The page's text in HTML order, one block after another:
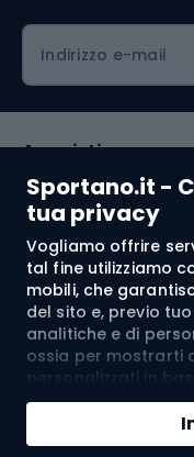
Sportano.it -
tua privacy
Vogliamo offrire
tal fine utilizziamo
mobili, che
del sito e, previo
analitiche e di
ossia per mostrarti
personalizzati in
l’efficacia. I cookie
mobili possono
pubblicitarie
Indirizzo e-mail
Acquisti
Servizio clienti
Regolamento
Chi siamo